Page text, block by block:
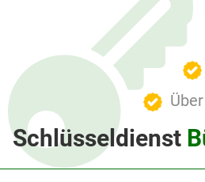
Schlüsseldienst